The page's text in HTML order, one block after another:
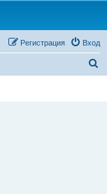
Вход
Регистрация